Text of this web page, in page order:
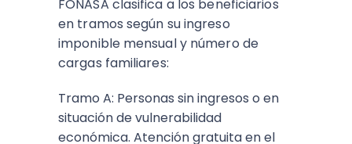
FONASA clasifica a los beneficiarios
en tramos según su ingreso
imponible mensual y número de
cargas familiares:
Tramo A: Personas sin ingresos o en
situación de vulnerabilidad
económica. Atención gratuita en el